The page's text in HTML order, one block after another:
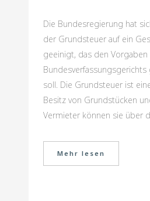
Die Bundesregierung hat
der Grundsteuer auf ein
geeinigt, das den Vorgaben
soll. Die Grundsteuer ist
Besitz von Grundstücken
Vermieter können sie über
Mehr lesen